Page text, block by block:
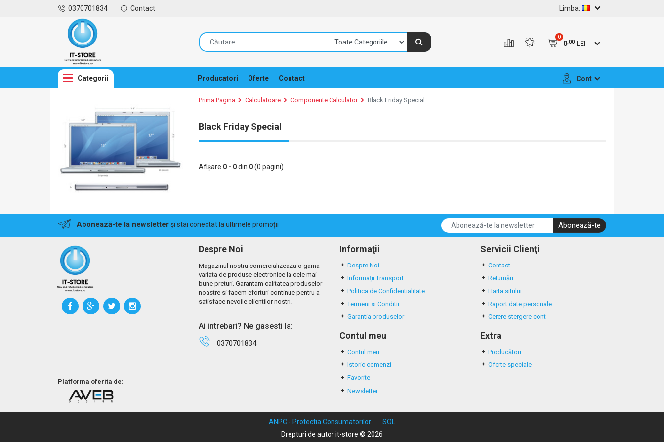
0370701834 Contact Limba:
0
0,00LEI
Categorii Producatori Oferte Contact Cont
Prima Pagina Calculatoare Componente Calculator Black Friday Special
Black Friday Special
Afişare 0 - 0din 0(0 pagini)
Abonează-te la newsletterși stai conectat la ultimele promoții Abonează-te
Platforma oferita de:
Despre Noi
Magazinul nostru comercializeaza o gama
variata de produse electronice la cele mai
bune preturi. Garantam calitatea produselor
noastre si facem eforturi continue pentru a
satisface nevoile clientilor nostri.
Ai intrebari? Ne gasesti la:
0370701834
Informaţii
Despre Noi
Informații Transport
Politica de Confidentialitate
Termeni si Conditii
Garantia produselor
Servicii Clienţi
Contact
Returnări
Harta sitului
Raport date personale
Cerere stergere cont
Contul meu
Contul meu
Istoric comenzi
Favorite
Newsletter
Extra
Producători
Oferte speciale
ANPC - Protectia Consumatorilor
SOL
Drepturi de autor it-store © 2026